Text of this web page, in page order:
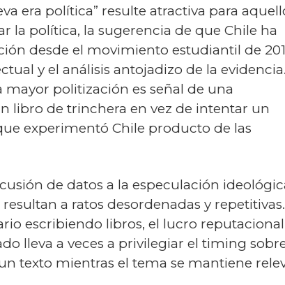
era política” resulte atractiva para
la política, la sugerencia de que Chile ha
desde el movimiento estudiantil de
y el análisis antojadizo de la
politización es señal de una
libro de trinchera en vez de intentar un
experimentó Chile producto de las
de datos a la especulación
a ratos desordenadas y repetitivas.
escribiendo libros, el lucro
lleva a veces a privilegiar el timing
texto mientras el tema se mantiene